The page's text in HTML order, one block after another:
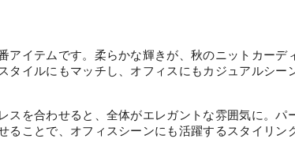
イテムです。柔らかな輝きが、秋のニットカー
イルにもマッチし、オフィスにもカジュアルシー
を合わせると、全体がエレガントな雰囲気に。
ことで、オフィスシーンにも活躍するスタイリン